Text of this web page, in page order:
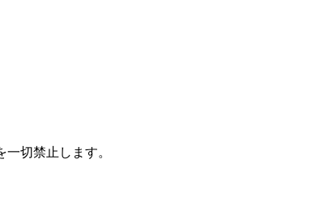
切禁止します。